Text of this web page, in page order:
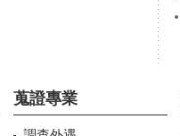
蒐證專業